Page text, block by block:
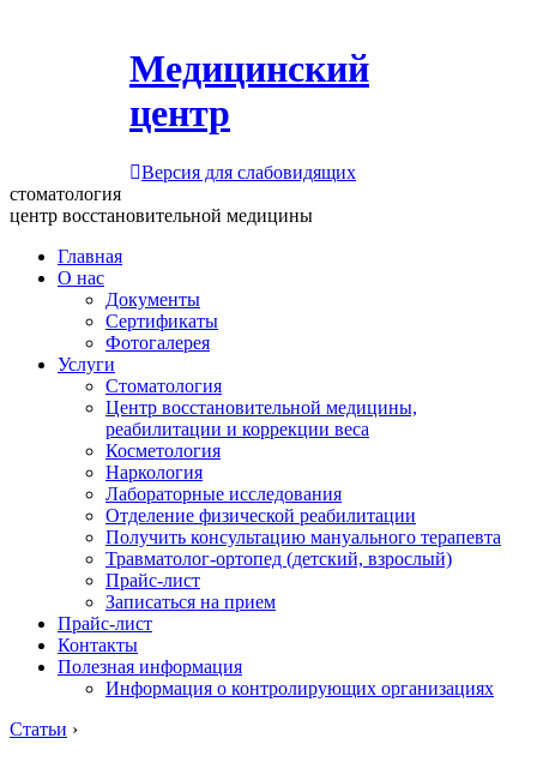
Медицинский
центр
Версия для слабовидящих
стоматология
центр восстановительной медицины
Главная
О нас
Документы
Сертификаты
Фотогалерея
Услуги
Стоматология
Центр восстановительной медицины,
реабилитации и коррекции веса
Косметология
Наркология
Лабораторные исследования
Отделение физической реабилитации
Получить консультацию мануального терапевта
Травматолог-ортопед (детский, взрослый)
Прайс-лист
Записаться на прием
Прайс-лист
Контакты
Полезная информация
Информация о контролирующих организациях
Статьи ›